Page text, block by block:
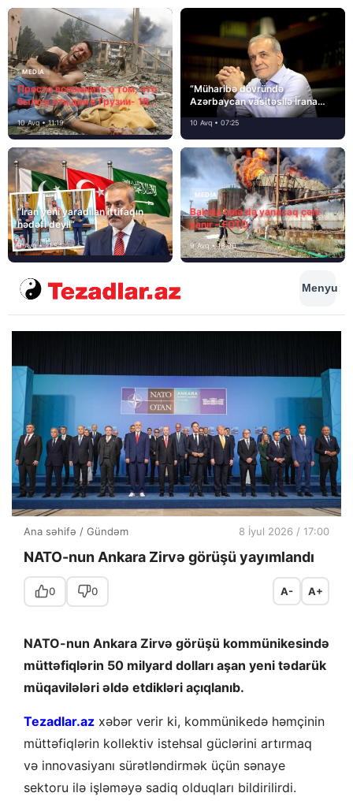
MEDİA
Просто вспомнить о том, что
было в эти дни в Грузии- 18
лет назад, 8 августа 2008
года…
10 Avq • 11:19
“Müharibə dövründə
Azərbaycan vasitəsilə İrana
yardım və dəstək göstərilib”
10 Avq • 07:25
“İran yeni yaradılan ittifaqın
hədəfi deyil”
9 Avq • 21:54
MEDİA
Bakıda hələ də yanacaq çəni
yanır – FOTO
9 Avq • 18:00
Menyu
Ana səhifə / Gündəm 8 İyul 2026 / 17:00
NATO-nun Ankara Zirvə görüşü yayımlandı
0 0 A- A+
NATO-nun Ankara Zirvə görüşü kommünikesində
müttəfiqlərin 50 milyard dolları aşan yeni tədarük
müqavilələri əldə etdikləri açıqlanıb.
Tezadlar.az xəbər verir ki, kommünikedə həmçinin
müttəfiqlərin kollektiv istehsal güclərini artırmaq
və innovasiyanı sürətləndirmək üçün sənaye
sektoru ilə işləməyə sadiq olduqları bildirilirdi.